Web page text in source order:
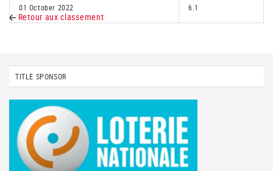
01 October 2022 6.1
Retour aux classement
TITLE SPONSOR